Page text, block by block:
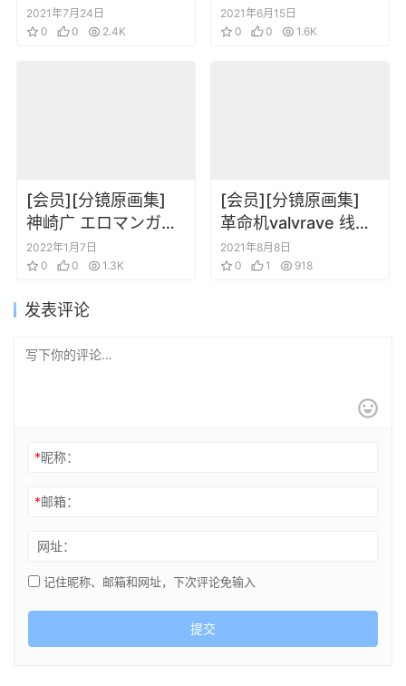
分镜线稿手稿设定集
2021年7月24日
0
0 2.4K
RETURN OF NADIA
2021年6月15日
0
0 1.6K
[会员][分镜原画集]
神崎广 エロマンガ先
生 原画集
2022年1月7日
0
0 1.3K
[会员][分镜原画集]
革命机valvrave 线稿
机体设定集
2021年8月8日
0
1 918
发表评论
*昵称：
*邮箱：
网址：
记住昵称、邮箱和网址，下次评论免输入
提交